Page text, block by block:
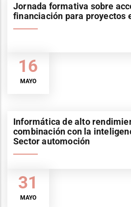
16
MAYO
Jornada formativa sobre
financiación para proyectos
31
MAYO
Informática de alto
combinación con la
Sector automoción